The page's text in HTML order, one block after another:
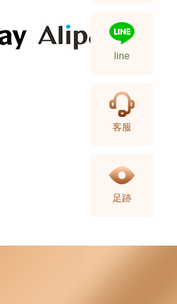
line
客服
足跡